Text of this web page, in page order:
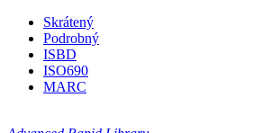
Skrátený
Podrobný
ISBD
ISO690
MARC